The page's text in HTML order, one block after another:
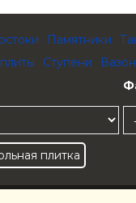
Памятники
Ступени
плитка